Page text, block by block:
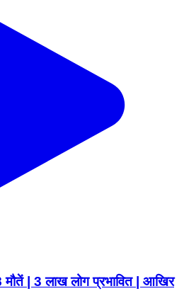
| 3 लाख लोग प्रभावित | आखिर